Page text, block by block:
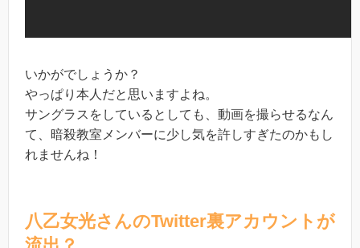
いかがでしょうか？
やっぱり本人だと思いますよね。
サングラスをしているとしても、動画を撮らせるなん
て、暗殺教室メンバーに少し気を許しすぎたのかもし
れませんね！
八乙女光さんのTwitter裏アカウントが